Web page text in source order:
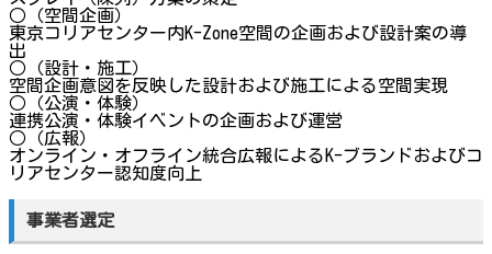
○（空間企画）
東京コリアセンター内K-Zone空間の企画および設計案の導
出
○（設計・施工）
空間企画意図を反映した設計および施工による空間実現
○（公演・体験）
連携公演・体験イベントの企画および運営
○（広報）
オンライン・オフライン統合広報によるK-ブランドおよびコ
リアセンター認知度向上
事業者選定